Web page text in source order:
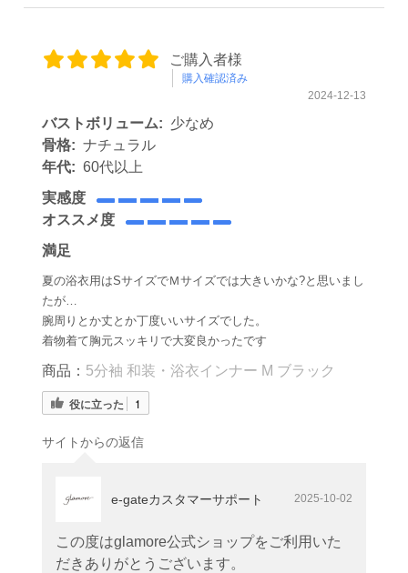
ご購入者様
購入確認済み
2024-12-13
バストボリューム: 少なめ
骨格: ナチュラル
年代: 60代以上
実感度
オススメ度
満足
夏の浴衣用はSサイズでＭサイズでは大きいかな?と思いまし
たが…
腕周りとか丈とか丁度いいサイズでした。
着物着て胸元スッキリで大変良かったです
商品： 5分袖 和装・浴衣インナー M ブラック
役に立った 1
サイトからの返信
e-gateカスタマーサポート 2025-10-02
この度はglamore公式ショップをご利用いた
だきありがとうございます。